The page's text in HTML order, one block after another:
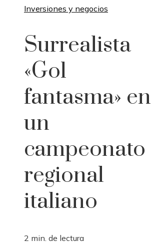
Inversiones y negocios
Surrealista
«Gol
fantasma» en
un
campeonato
regional
italiano
2 min. de lectura